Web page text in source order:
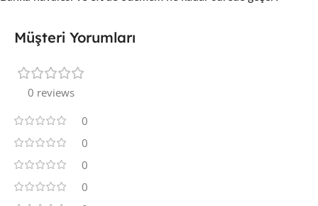
Müşteri Yorumları
0 reviews
0
0
0
0